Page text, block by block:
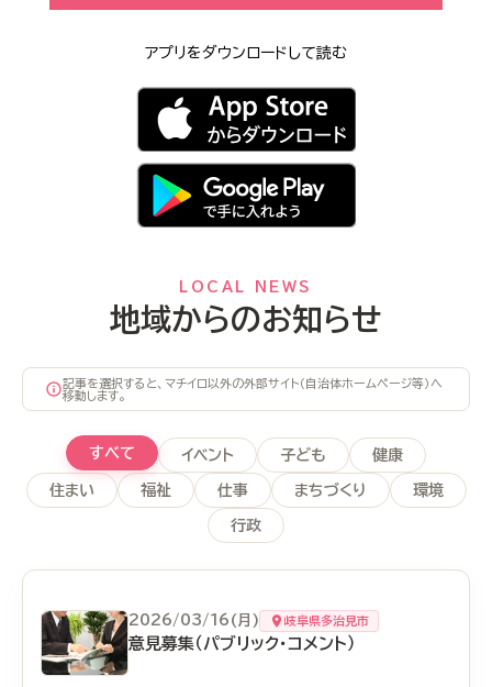
アプリをダウンロードして読む
LOCAL NEWS
地域からのお知らせ
記事を選択すると、マチイロ以外の外部サイト（自治体ホームページ等）へ
移動します。
すべて イベント 子ども 健康
住まい 福祉 仕事 まちづくり 環境
行政
2026/03/16(月) 岐阜県多治見市
意見募集（パブリック・コメント）